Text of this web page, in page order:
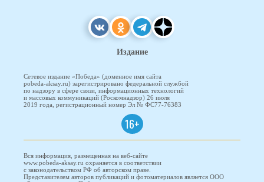
Издание
Сетевое издание «Победа» (доменное имя сайта
pobeda-aksay.ru) зарегистрировано федеральной службой
по надзору в сфере связи, информационных технологий
и массовых коммуникаций (Роскомнадзор) 26 июля
2019 года, регистрационный номер Эл № ФС77-76383
16+
Вся информация, размещенная на веб-сайте
www.pobeda-aksay.ru охраняется в соответствии
с законодательством РФ об авторском праве.
Представителем авторов публикаций и фотоматериалов является ООО